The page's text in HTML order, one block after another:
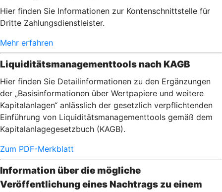
Hier finden Sie Informationen zur Kontenschnittstelle für
Dritte Zahlungsdienstleister.
Mehr erfahren
Liquiditätsmanagementtools nach KAGB
Hier finden Sie Detailinformationen zu den Ergänzungen
der „Basisinformationen über Wertpapiere und weitere
Kapitalanlagen“ anlässlich der gesetzlich verpflichtenden
Einführung von Liquiditätsmanagementtools gemäß dem
Kapitalanlagegesetzbuch (KAGB).
Zum PDF-Merkblatt
Information über die mögliche
Veröffentlichung eines Nachtrags zu einem